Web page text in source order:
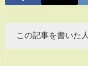
この記事を書いた人